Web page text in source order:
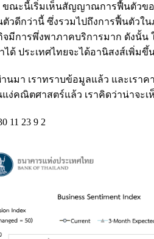
ขณะนี้เริ่มเห็นสัญญาณการฟื้นตัวขอ
วดีกว่านี้ ซึ่งรวมไปถึงการฟื้นตัวใ
จมีการพึ่งพาภาคบริการมาก ดังนั้
ด้ ประเทศไทยจะได้อานิสงส์เพิ่มขึ้
นมา เราทราบข้อมูลแล้ว และเรา
ง่คณิตศาสตร์แล้ว เราคิดว่าน่าจะ